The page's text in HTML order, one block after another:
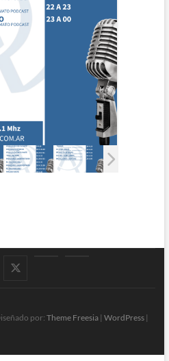
por: Theme Freesia| WordPress|